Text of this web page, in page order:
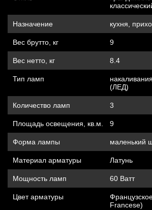
Назначение кухня,
Вес брутто, кг 9
Вес нетто, кг 8.4
Тип ламп
(ЛЕД)
Количество ламп 3
Площадь освещения, кв.м. 9
Форма лампы маленький
Материал арматуры Латунь
Мощность ламп 60 Ватт
Цвет арматуры
Francese)